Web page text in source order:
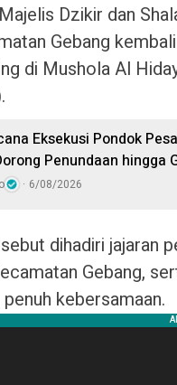
Dzikir dan
Gebang
di Mushola Al
Eksekusi Pondok
Penundaan hingga
6/08/2026
dihadiri jajaran
Gebang,
kebersamaan.